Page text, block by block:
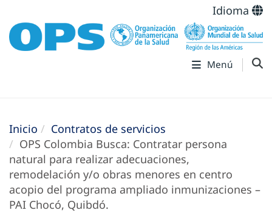
Idioma
Menú
Inicio
Contratos de servicios
OPS Colombia Busca: Contratar persona
natural para realizar adecuaciones,
remodelación y/o obras menores en centro
acopio del programa ampliado inmunizaciones –
PAI Chocó, Quibdó.